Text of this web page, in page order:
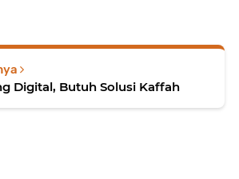
Digital, Butuh Solusi Kaffah